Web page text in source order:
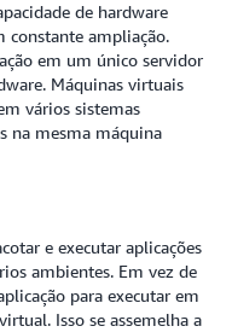
de hardware
constante ampliação.
em um único servidor
Máquinas virtuais
vários sistemas
na mesma máquina
e executar aplicações
ambientes. Em vez de
para executar em
Isso se assemelha a